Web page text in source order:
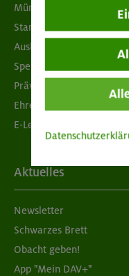
München & Oberland
Standorte
Ausbildung & Jobs
Spenden
Prävention sexualisierter
Ehrenamtsbörse
E-Learning
Aktuelles
Newsletter
Schwarzes Brett
Obacht geben!
App "Mein DAV+"